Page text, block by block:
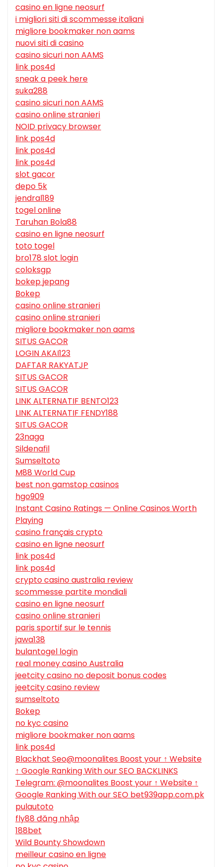
casino en ligne neosurf
i migliori siti di scommesse italiani
migliore bookmaker non aams
nuovi siti di casino
casino sicuri non AAMS
link pos4d
sneak a peek here
suka288
casino sicuri non AAMS
casino online stranieri
NOID privacy browser
link pos4d
link pos4d
link pos4d
slot gacor
depo 5k
jendral189
togel online
Taruhan Bola88
casino en ligne neosurf
toto togel
bro178 slot login
coloksgp
bokep jepang
Bokep
casino online stranieri
casino online stranieri
migliore bookmaker non aams
SITUS GACOR
LOGIN AKAI123
DAFTAR RAKYATJP
SITUS GACOR
SITUS GACOR
LINK ALTERNATIF BENTO123
LINK ALTERNATIF FENDY188
SITUS GACOR
23naga
Sildenafil
Sumseltoto
M88 World Cup
best non gamstop casinos
hgo909
Instant Casino Ratings — Online Casinos Worth
Playing
casino français crypto
casino en ligne neosurf
link pos4d
link pos4d
crypto casino australia review
scommesse partite mondiali
casino en ligne neosurf
casino online stranieri
paris sportif sur le tennis
jawa138
bulantogel login
real money casino Australia
jeetcity casino no deposit bonus codes
jeetcity casino review
sumseltoto
Bokep
no kyc casino
migliore bookmaker non aams
link pos4d
Blackhat Seo@moonalites Boost your ↑ Website
↑ Google Ranking With our SEO BACKLINKS
Telegram: @moonalites Boost your ↑ Website ↑
Google Ranking With our SEO bet939app.com.pk
pulautoto
fly88 đăng nhập
188bet
Wild Bounty Showdown
meilleur casino en ligne